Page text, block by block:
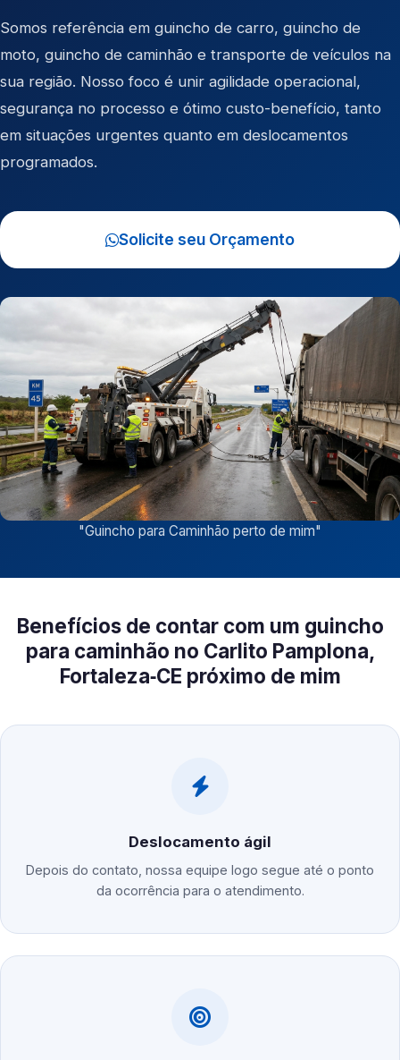
Somos referência em guincho de carro, guincho de
moto, guincho de caminhão e transporte de veículos na
sua região. Nosso foco é unir agilidade operacional,
segurança no processo e ótimo custo-benefício, tanto
em situações urgentes quanto em deslocamentos
programados.
Solicite seu Orçamento
"Guincho para Caminhão perto de mim"
Benefícios de contar com um guincho
para caminhão no Carlito Pamplona,
Fortaleza‑CE próximo de mim
Deslocamento ágil
Depois do contato, nossa equipe logo segue até o ponto
da ocorrência para o atendimento.